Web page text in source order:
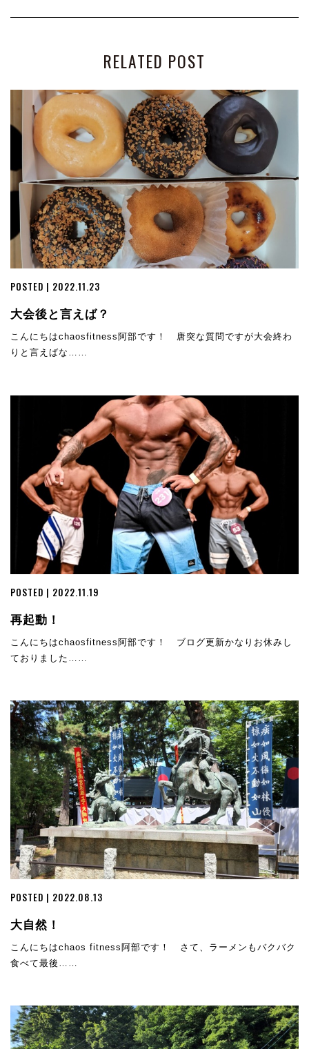
RELATED POST
POSTED | 2022.11.23
大会後と言えば？
こんにちはchaosfitness阿部です！ 唐突な質問ですが大会終わ
りと言えばな……
POSTED | 2022.11.19
再起動！
こんにちはchaosfitness阿部です！ ブログ更新かなりお休みし
ておりました……
POSTED | 2022.08.13
大自然！
こんにちはchaos fitness阿部です！ さて、ラーメンもバクバク
食べて最後……